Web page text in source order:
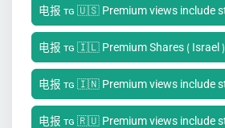
电报 ᴛɢ 🇺🇸 Premium views include
电报 ᴛɢ 🇮🇱 Premium Shares ⟮ Israel ⟯
电报 ᴛɢ 🇮🇳 Premium views include
电报 ᴛɢ 🇷🇺 Premium views include